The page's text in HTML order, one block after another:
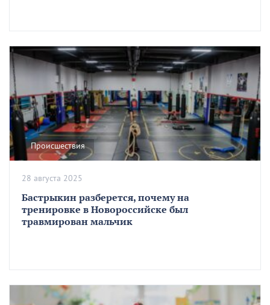
Происшествия
Бастрыкин разберется, почему на
тренировке в Новороссийске был
травмирован мальчик
28 августа 2025